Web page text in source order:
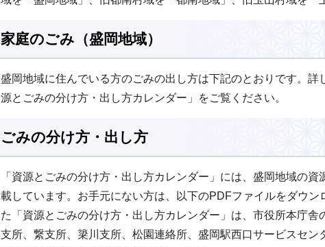
家庭のごみ（盛岡地域）
盛岡地域に住んでいる方のごみの出し方は下記のとおりです。詳
源とごみの分け方・出し方カレンダー」をご覧ください。
ごみの分け方・出し方
「資源とごみの分け方・出し方カレンダー」には、盛岡地域の
載しています。お手元にない方は、以下のPDFファイルをダウン
た「資源とごみの分け方・出し方カレンダー」は、市役所本庁舎
支所、繋支所、簗川支所、松園連絡所、盛岡駅西口サービスセン